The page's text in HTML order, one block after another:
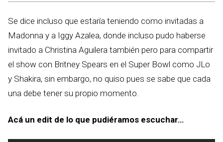
Se dice incluso que estaría teniendo como invitadas a
Madonna y a Iggy Azalea, donde incluso pudo haberse
invitado a Christina Aguilera también pero para compartir
el show con Britney Spears en el Super Bowl como JLo
y Shakira, sin embargo, no quiso pues se sabe que cada
una debe tener su propio momento.
Acá un edit de lo que pudiéramos escuchar…